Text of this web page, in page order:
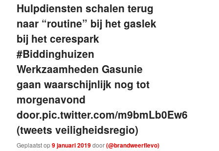
Hulpdiensten schalen terug
naar “routine” bij het gaslek
bij het cerespark
#Biddinghuizen
Werkzaamheden Gasunie
gaan waarschijnlijk nog tot
morgenavond
door.pic.twitter.com/m9bmLb0Ew6
(tweets veiligheidsregio)
Geplaatst op9 januari 2019door(@brandweerflevo)